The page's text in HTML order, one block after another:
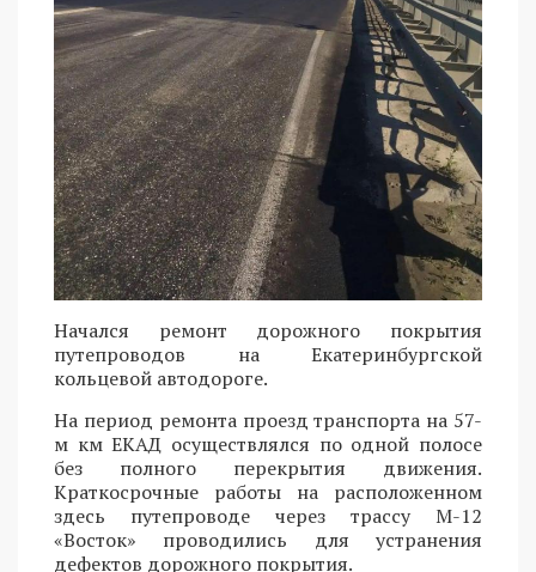
Начался ремонт дорожного покрытия
путепроводов на Екатеринбургской
кольцевой автодороге.
На период ремонта проезд транспорта на 57-
м км ЕКАД осуществлялся по одной полосе
без полного перекрытия движения.
Краткосрочные работы на расположенном
здесь путепроводе через трассу М-12
«Восток» проводились для устранения
дефектов дорожного покрытия.